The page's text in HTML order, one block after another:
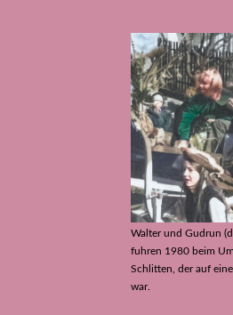
Walter und Gudrun
fuhren 1980 beim
Schlitten, der auf
war.